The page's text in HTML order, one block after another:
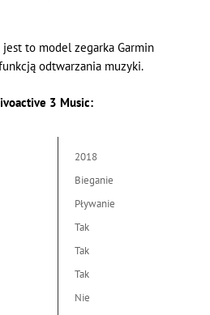
to model zegarka Garmin
odtwarzania muzyki.
3 Music:
2018
Bieganie
Pływanie
Tak
Tak
Tak
Nie